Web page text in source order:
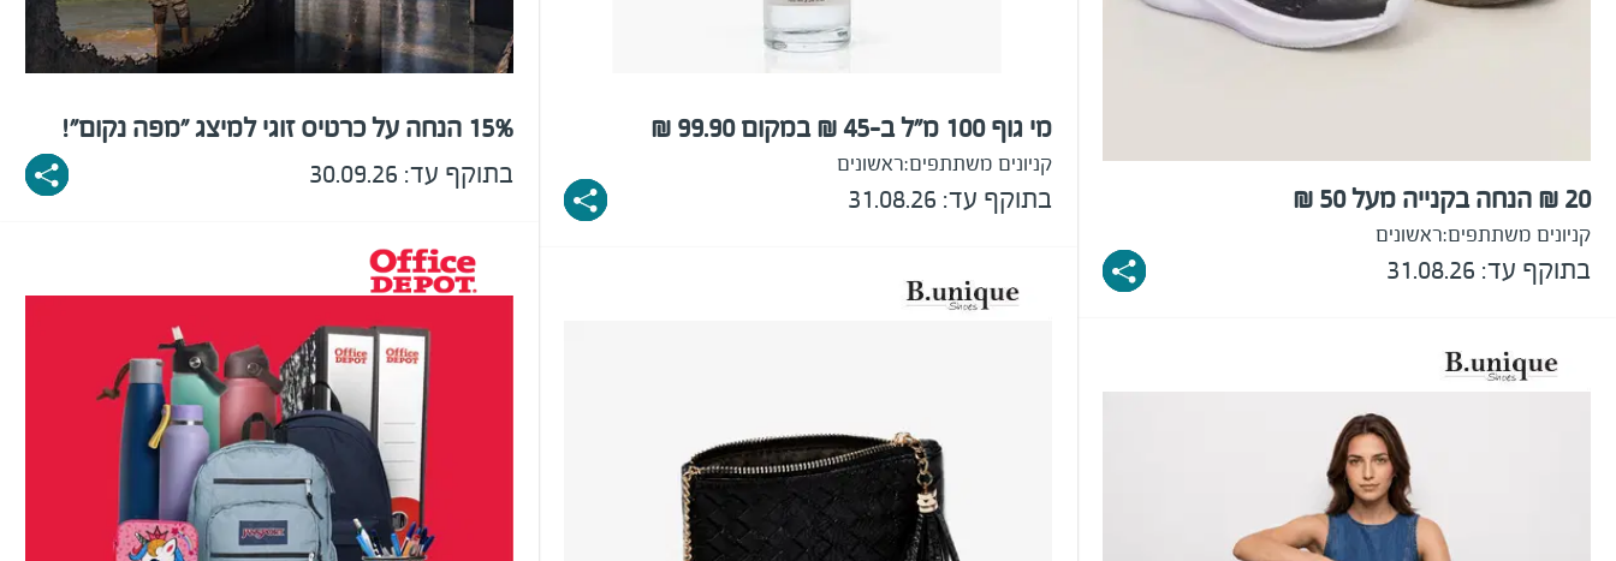
20 ₪ הנחה בקנייה מעל 50 ₪
קניונים משתתפים:ראשונים
בתוקף עד: 31.08.26
מי גוף 100 מ"ל ב-45 ₪ במקום 99.90 ₪
קניונים משתתפים:ראשונים
בתוקף עד: 31.08.26
15% הנחה על כרטיס זוגי למיצג "מפה נקום"!
בתוקף עד: 30.09.26